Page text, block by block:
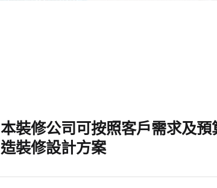
本裝修公司可按照客戶需求及預
造裝修設計方案